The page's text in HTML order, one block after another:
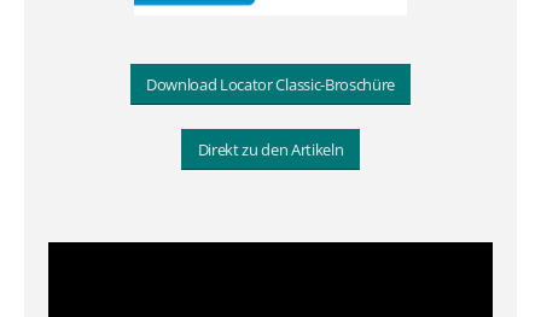
Download Locator Classic-Broschüre
Direkt zu den Artikeln